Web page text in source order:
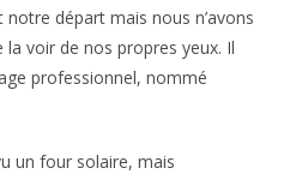
départ mais nous n’avons
voir de nos propres yeux. Il
professionnel, nommé
un four solaire, mais